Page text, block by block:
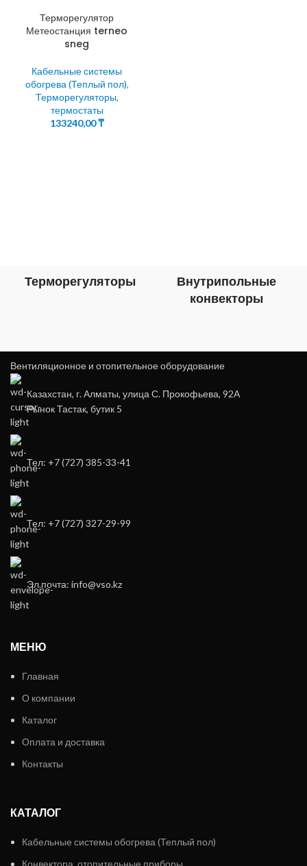
Терморегулятор
Метеостанция terneo
sneg
Кабельные системы
обогрева (Теплый пол),
Терморегуляторы,
термостаты
133240,00₸
Терморегуляторы
Внутрипольные
конвекторы
Вентиляционное и отопительное оборудование
Казахстан, г. Алматы, улица С. Прокофьева, 92А
Рынок Тастак, бутик 5
Тел: +7 (727) 385-33-41
Тел: +7 (727) 327-29-99
Эл.почта: info@vso.kz
МЕНЮ
Главная
О компании
Каталог
Оплата и доставка
Контакты
КАТАЛОГ
Кабельные системы обогрева (Теплый пол)
Конвектора, отопительные приборы